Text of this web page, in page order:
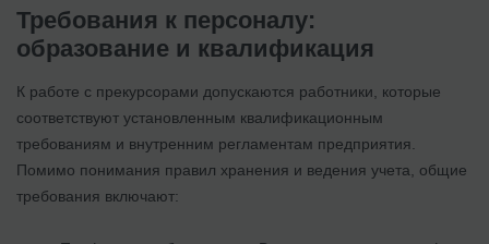
Требования к персоналу:
образование и квалификация
К работе с прекурсорами допускаются работники, которые
соответствуют установленным квалификационным
требованиям и внутренним регламентам предприятия.
Помимо понимания правил хранения и ведения учета, общие
требования включают: